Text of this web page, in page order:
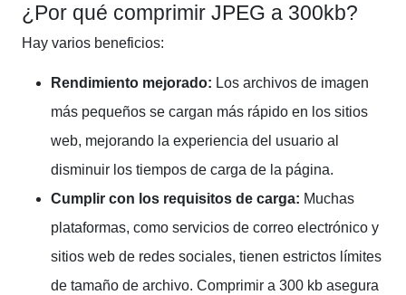
¿Por qué comprimir JPEG a 300kb?
Hay varios beneficios:
Rendimiento mejorado: Los archivos de imagen
más pequeños se cargan más rápido en los sitios
web, mejorando la experiencia del usuario al
disminuir los tiempos de carga de la página.
Cumplir con los requisitos de carga: Muchas
plataformas, como servicios de correo electrónico y
sitios web de redes sociales, tienen estrictos límites
de tamaño de archivo. Comprimir a 300 kb asegura